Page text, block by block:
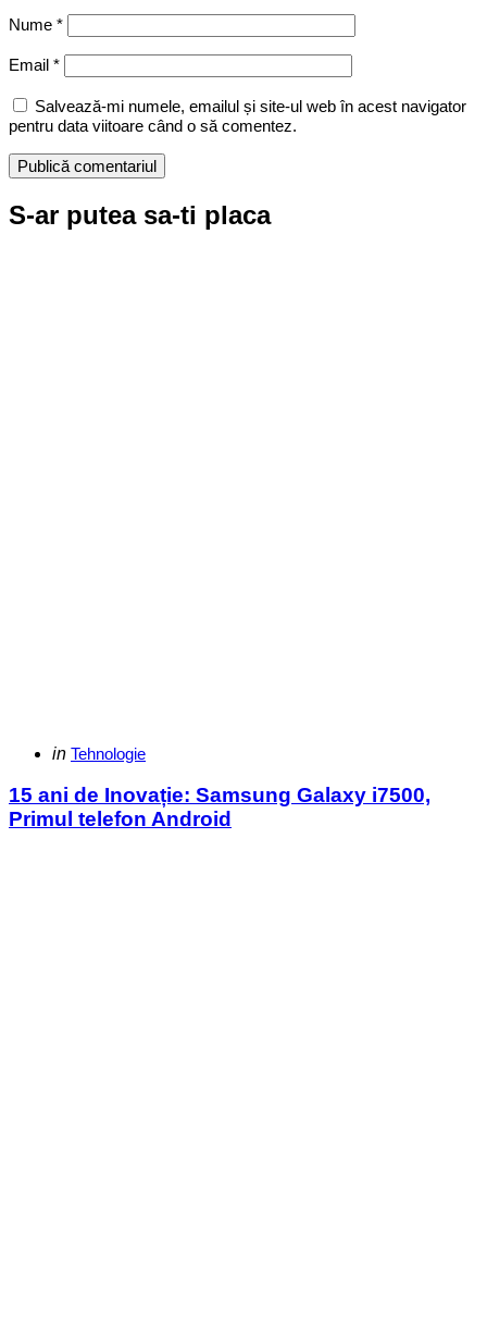
Nume *
Email *
Salvează-mi numele, emailul și site-ul web în acest navigator
pentru data viitoare când o să comentez.
S-ar putea sa-ti placa
Categories
Posted
in Tehnologie
15 ani de Inovație: Samsung Galaxy i7500,
Primul telefon Android